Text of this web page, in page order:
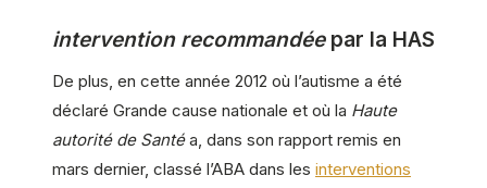
intervention recommandéepar la HAS
De plus, en cette année 2012 où l’autisme a été
déclaré Grande cause nationale et où la Haute
autorité de Santéa, dans son rapport remis en
mars dernier, classé l’ABA dans les interventions